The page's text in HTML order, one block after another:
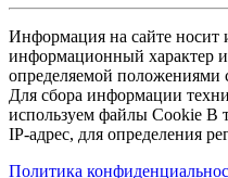
Информация на сайте носит
информационный характер
определяемой положениями
Для сбора информации
используем файлы Cookie В
IP-адрес, для определения
Политика